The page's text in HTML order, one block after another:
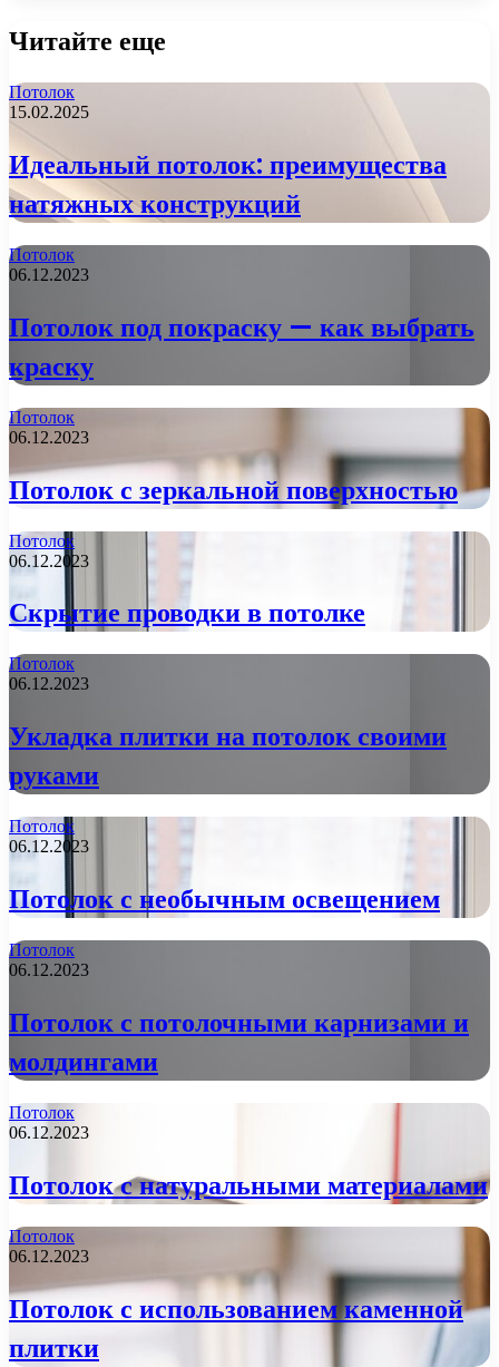
Читайте еще
Потолок
15.02.2025
Идеальный потолок: преимущества
натяжных конструкций
Потолок
06.12.2023
Потолок под покраску — как выбрать
краску
Потолок
06.12.2023
Потолок с зеркальной поверхностью
Потолок
06.12.2023
Скрытие проводки в потолке
Потолок
06.12.2023
Укладка плитки на потолок своими
руками
Потолок
06.12.2023
Потолок с необычным освещением
Потолок
06.12.2023
Потолок с потолочными карнизами и
молдингами
Потолок
06.12.2023
Потолок с натуральными материалами
Потолок
06.12.2023
Потолок с использованием каменной
плитки